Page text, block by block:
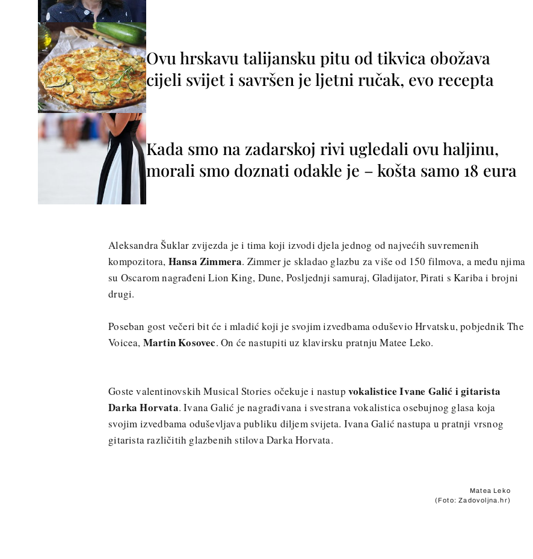
Ovu hrskavu talijansku pitu od tikvica obožava
cijeli svijet i savršen je ljetni ručak, evo recepta
Kada smo na zadarskoj rivi ugledali ovu haljinu,
morali smo doznati odakle je – košta samo 18 eura
Aleksandra Šuklar zvijezda je i tima koji izvodi djela jednog od najvećih suvremenih
kompozitora, Hansa Zimmera. Zimmer je skladao glazbu za više od 150 filmova, a među njima
su Oscarom nagrađeni Lion King, Dune, Posljednji samuraj, Gladijator, Pirati s Kariba i brojni
drugi.
Poseban gost večeri bit će i mladić koji je svojim izvedbama oduševio Hrvatsku, pobjednik The
Voicea, Martin Kosovec. On će nastupiti uz klavirsku pratnju Matee Leko.
Goste valentinovskih Musical Stories očekuje i nastup vokalistice Ivane Galić i gitarista
Darka Horvata. Ivana Galić je nagrađivana i svestrana vokalistica osebujnog glasa koja
svojim izvedbama oduševljava publiku diljem svijeta. Ivana Galić nastupa u pratnji vrsnog
gitarista različitih glazbenih stilova Darka Horvata.
Matea Leko
(Foto: Zadovoljna.hr)